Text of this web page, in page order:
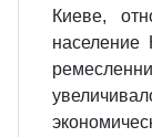
Киеве,
население